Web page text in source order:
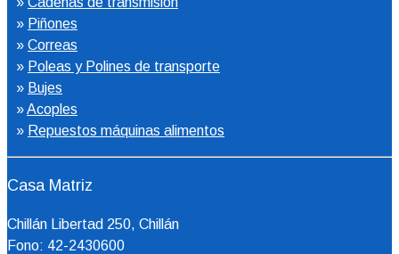
» Piñones
» Correas
» Poleas y Polines de transporte
» Bujes
»Acoples
» Repuestos máquinas alimentos
Casa Matriz
Chillán Libertad 250, Chillán
Fono: 42-2430600